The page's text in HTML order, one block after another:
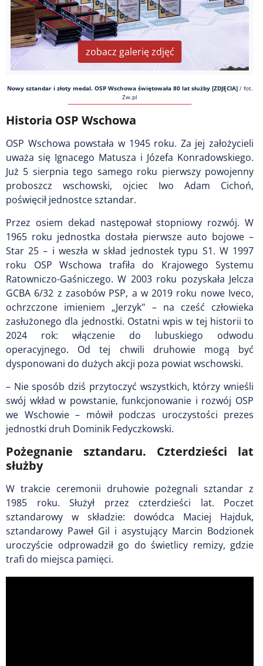
zobacz galerię zdjęć
Nowy sztandar i złoty medal. OSP Wschowa świętowała 80 lat służby [ZDJĘCIA]/ fot.
Zw.pl
Historia OSP Wschowa
OSP Wschowa powstała w 1945 roku. Za jej założycieli
uważa się Ignacego Matusza i Józefa Konradowskiego.
Już 5 sierpnia tego samego roku pierwszy powojenny
proboszcz wschowski, ojciec Iwo Adam Cichoń,
poświęcił jednostce sztandar.
Przez osiem dekad następował stopniowy rozwój. W
1965 roku jednostka dostała pierwsze auto bojowe –
Star 25 – i weszła w skład jednostek typu S1. W 1997
roku OSP Wschowa trafiła do Krajowego Systemu
Ratowniczo-Gaśniczego. W 2003 roku pozyskała Jelcza
GCBA 6/32 z zasobów PSP, a w 2019 roku nowe Iveco,
ochrzczone imieniem „Jerzyk" – na cześć człowieka
zasłużonego dla jednostki. Ostatni wpis w tej historii to
2024 rok: włączenie do lubuskiego odwodu
operacyjnego. Od tej chwili druhowie mogą być
dysponowani do dużych akcji poza powiat wschowski.
– Nie sposób dziś przytoczyć wszystkich, którzy wnieśli
swój wkład w powstanie, funkcjonowanie i rozwój OSP
we Wschowie – mówił podczas uroczystości prezes
jednostki druh Dominik Fedyczkowski.
Pożegnanie sztandaru. Czterdzieści lat
służby
W trakcie ceremonii druhowie pożegnali sztandar z
1985 roku. Służył przez czterdzieści lat. Poczet
sztandarowy w składzie: dowódca Maciej Hajduk,
sztandarowy Paweł Gil i asystujący Marcin Bodzionek
uroczyście odprowadził go do świetlicy remizy, gdzie
trafi do miejsca pamięci.